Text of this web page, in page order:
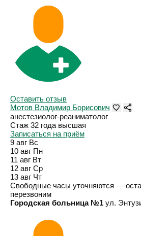
Оставить отзыв
Мотов Владимир Борисович
анестезиолог-реаниматолог
Стаж 32 года высшая
Записаться на приём
9 авг Вс
10 авг Пн
11 авг Вт
12 авг Ср
13 авг Чт
Свободные часы уточняются —
перезвоним
Городская больница №1 ул.